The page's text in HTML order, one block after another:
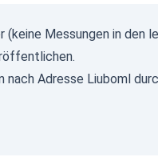
(keine Messungen in den
Adresse Liuboml